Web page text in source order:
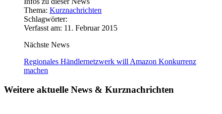
Thema: Kurznachrichten
Schlagwörter:
Verfasst am: 11. Februar 2015
Nächste News
Regionales Händlernetzwerk will Amazon Konkurrenz
machen
Weitere aktuelle News & Kurznachrichten